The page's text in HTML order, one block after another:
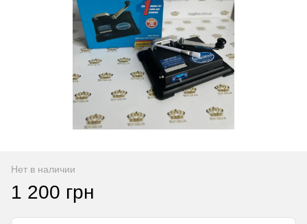
Нет в наличии
1 200 грн